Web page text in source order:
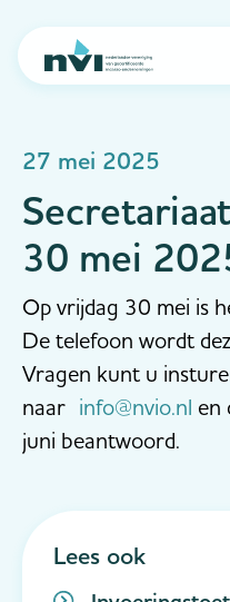
Navigation
27 mei 2025
30 mei
Op vrijdag 30 mei is
De telefoon wordt
Vragen kunt u
naar info@nvio.nl en
juni beantwoord.
Lees ook